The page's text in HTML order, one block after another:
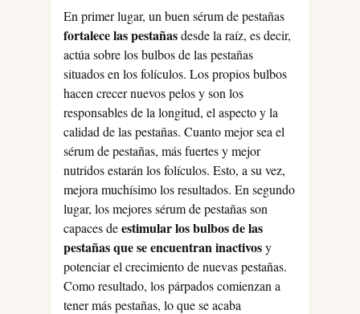
En primer lugar, un buen sérum de pestañas
fortalece las pestañasdesde la raíz, es decir,
actúa sobre los bulbos de las pestañas
situados en los folículos. Los propios bulbos
hacen crecer nuevos pelos y son los
responsables de la longitud, el aspecto y la
calidad de las pestañas. Cuanto mejor sea el
sérum de pestañas, más fuertes y mejor
nutridos estarán los folículos. Esto, a su vez,
mejora muchísimo los resultados. En segundo
lugar, los mejores sérum de pestañas son
capaces deestimular los bulbos de las
pestañas que se encuentran inactivosy
potenciar el crecimiento de nuevas pestañas.
Como resultado, los párpados comienzan a
tener más pestañas, lo que se acaba